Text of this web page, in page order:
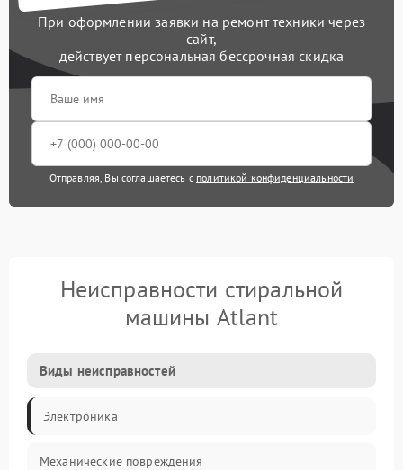
При оформлении заявки на ремонт техники через
сайт,
действует персональная бессрочная скидка
Отправляя, Вы соглашаетесь с политикой конфиденциальности
Неисправности стиральной
машины Atlant
Виды неисправностей
Электроника
Механические повреждения